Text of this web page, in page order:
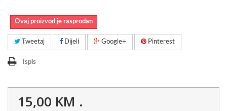
Ovaj proizvod je rasprodan
Tweetaj Dijeli Google+ Pinterest
Ispis
15,00 KM .